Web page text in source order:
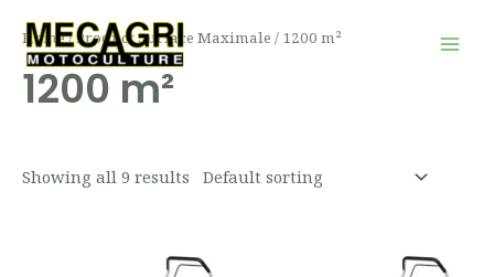
contenu
Home/ Product Surface Maximale / 1200 m²
1200 m²
Showing all 9 results